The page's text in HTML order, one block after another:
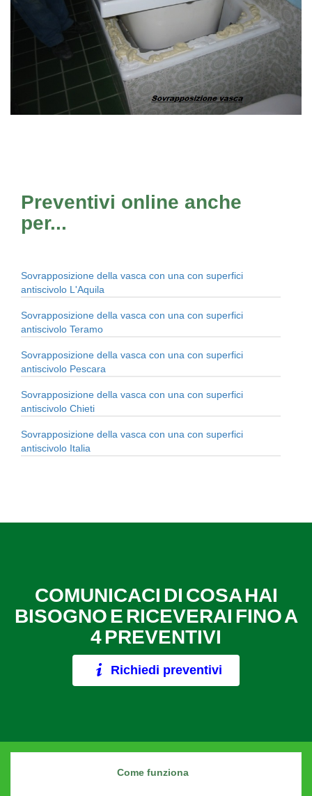
Preventivi online anche
per...
Sovrapposizione della vasca con una con superfici
antiscivolo L'Aquila
Sovrapposizione della vasca con una con superfici
antiscivolo Teramo
Sovrapposizione della vasca con una con superfici
antiscivolo Pescara
Sovrapposizione della vasca con una con superfici
antiscivolo Chieti
Sovrapposizione della vasca con una con superfici
antiscivolo Italia
COMUNICACI DI COSA HAI
BISOGNO E RICEVERAI FINO A
4 PREVENTIVI
Richiedi preventivi
Come funziona